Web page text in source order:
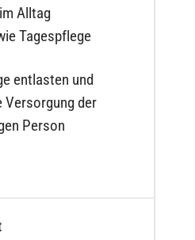
Alltag
Tagespflege
entlasten und
Versorgung der
Person